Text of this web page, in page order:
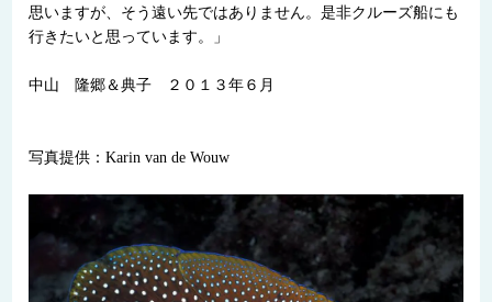
思いますが、そう遠い先ではありません。是非クルーズ船にも
行きたいと思っています。」
中山 隆郷＆典子 ２０１３年６月
写真提供：Karin van de Wouw